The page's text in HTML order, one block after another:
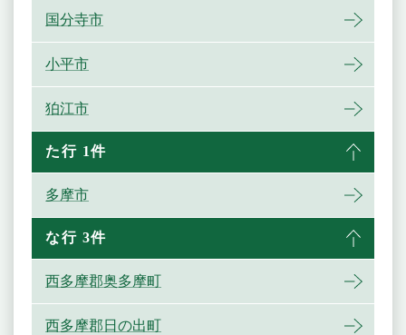
国分寺市
小平市
狛江市
た行 1件
多摩市
な行 3件
西多摩郡奥多摩町
西多摩郡日の出町